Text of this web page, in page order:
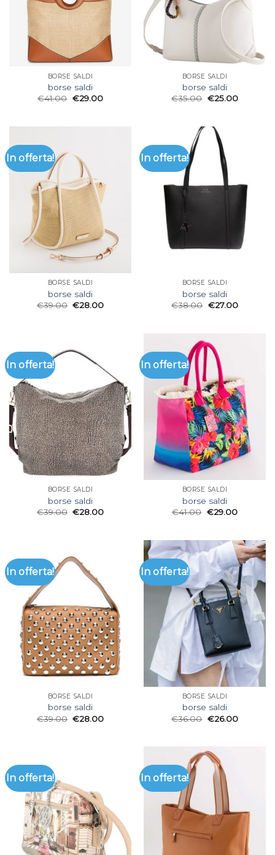
BORSE SALDI
borse saldi
€41.00 €29.00
BORSE SALDI
borse saldi
€35.00 €25.00
In offerta!
BORSE SALDI
borse saldi
€39.00 €28.00
In offerta!
BORSE SALDI
borse saldi
€38.00 €27.00
In offerta!
BORSE SALDI
borse saldi
€39.00 €28.00
In offerta!
BORSE SALDI
borse saldi
€41.00 €29.00
In offerta!
BORSE SALDI
borse saldi
€39.00 €28.00
In offerta!
BORSE SALDI
borse saldi
€36.00 €26.00
In offerta! In offerta!